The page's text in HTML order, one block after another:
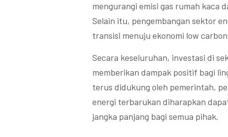
mengurangi emisi gas rumah kaca
Selain itu, pengembangan sektor
transisi menuju ekonomi low
Secara keseluruhan, investasi di
memberikan dampak positif bagi
terus didukung oleh pemerintah,
energi terbarukan diharapkan
jangka panjang bagi semua pihak.